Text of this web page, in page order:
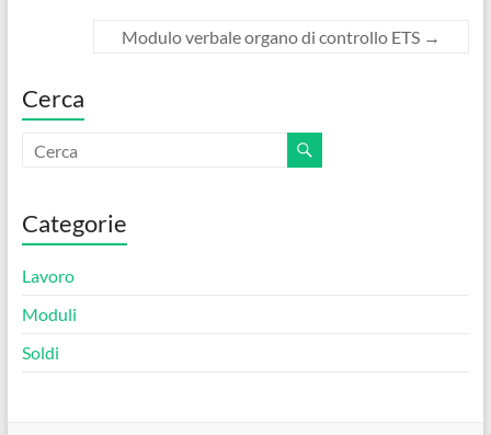
k
t
di
Modulo verbale organo di controllo ETS​ →
Cerca
Categorie
Lavoro
Moduli
Soldi